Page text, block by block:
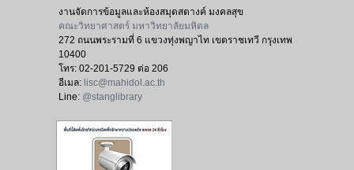
งานจัดการข้อมูลและห้องสมุดสตางค์ มงคลสุข
คณะวิทยาศาสตร์ มหาวิทยาลัยมหิดล
272 ถนนพระรามที่ 6 แขวงทุ่งพญาไท เขตราชเทวี กรุงเทพ
10400
โทร: 02-201-5729 ต่อ 206
อีเมล: lisc@mahidol.ac.th
Line: @stanglibrary